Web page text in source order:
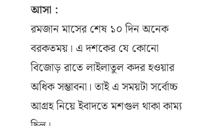
আসা :
রমজান মাসের শেষ ১০ দিন অনেক
বরকতময়। এ দশকের যে কোনো
বিজোড় রাতে লাইলাতুল কদর হওয়ার
অধিক সম্ভাবনা। তাই এ সময়টা সর্বোচ্চ
আগ্রহ নিয়ে ইবাদতে মশগুল থাকা কাম্য